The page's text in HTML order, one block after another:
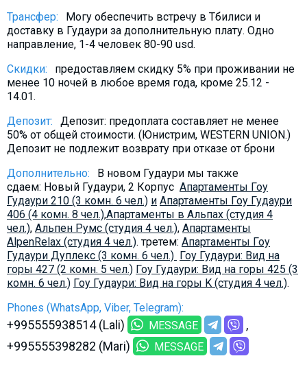
Трансфер:
Могу обеспечить встречу в Тбилиси и
доставку в Гудаури за дополнительную плату. Oдно
направление, 1-4 человек 80-90 usd.
Скидки:
предоставляем скидку 5% при проживании не
менее 10 ночей в любое время года, кроме 25.12 -
14.01.
Депозит:
Депозит: предоплата составляет не менее
50% от общей стоимости. (Юнистрим, WESTERN UNION.)
Депозит не подлежит возврату при отказе от брони
Дополнительно:
В новом Гудаури мы также
сдаем: Новый Гудаури, 2 Корпус Апартаменты Гоу
Гудаури 210 (3 комн. 6 чел.) и Апартаменты Гоу Гудаури
406 (4 комн. 8 чел.),Aпартаменты в Альпах (студия 4
чел.), Альпен Румс (студия 4 чел.), Апартаменты
AlpenRelax (студия 4 чел.). третем: Апартаменты Гоу
Гудаури Дуплекс (3 комн. 6 чел.) Гоу Гудаури: Вид на
горы 427 (2 комн. 5 чел.) Гоу Гудаури: Вид на горы 425 (3
комн. 6 чел.) Гоу Гудаури: Вид на горы K (студия 4 чел.).
Phones (WhatsApp, Viber, Telegram):
+995555938514 (Lali) MESSAGE
+995555398282 (Mari) MESSAGE